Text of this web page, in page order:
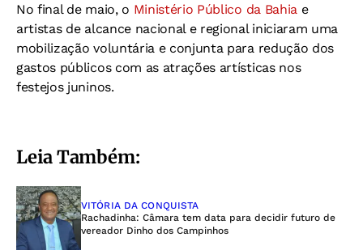
No final de maio, o Ministério Público da Bahia e
artistas de alcance nacional e regional iniciaram uma
mobilização voluntária e conjunta para redução dos
gastos públicos com as atrações artísticas nos
festejos juninos.
Leia Também:
VITÓRIA DA CONQUISTA
Rachadinha: Câmara tem data para decidir futuro de
vereador Dinho dos Campinhos